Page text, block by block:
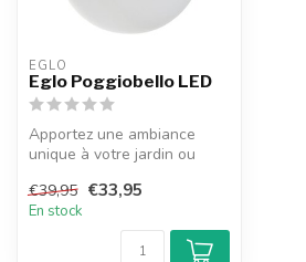
EGLO
Eglo Poggiobello LED
Apportez une ambiance
unique à votre jardin ou
Eglo Pogg...
€39,95 €33,95
En stock